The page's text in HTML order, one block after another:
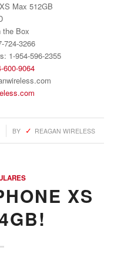
Max 512GB
the Box
724-3266
1-954-596-2355
600-9064
BY REAGAN WIRELESS
XS